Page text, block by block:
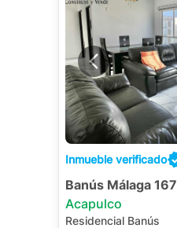
Inmueble verificado
Banús Málaga 167
Acapulco
Residencial Banús